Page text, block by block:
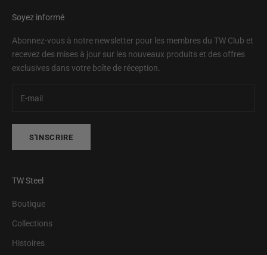
Soyez informé
Abonnez-vous à notre newsletter pour les membres du TW Club et
recevez des mises à jour sur les nouveaux produits et des offres
exclusives dans votre boîte de réception.
S'INSCRIRE
TW Steel
Boutique
Collections
Histoires